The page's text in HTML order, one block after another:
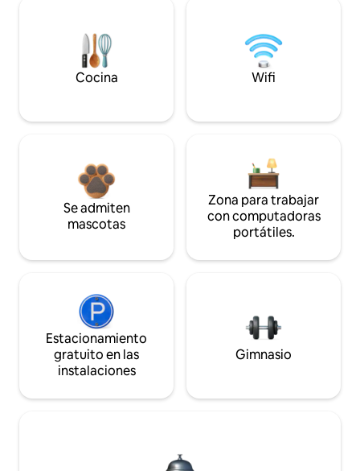
Cocina Wifi
Se admiten
mascotas
Zona para trabajar
con computadoras
portátiles.
Estacionamiento
gratuito en las
instalaciones
Gimnasio